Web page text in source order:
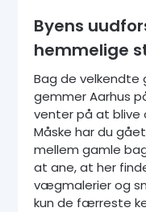
Byens
hemmelige
Bag de velkendte
gemmer Aarhus
venter på at
Måske har du
mellem gamle
at ane, at her
vægmalerier og
kun de færreste